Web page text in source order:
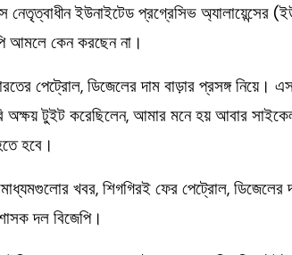
নেতৃত্বাধীন ইউনাইটেড প্রগ্রেসিভ
আমলে কেন করছেন না।
পেট্রোল, ডিজেলের দাম বাড়ার প্রসঙ্গ নিয়ে।
অক্ষয় টুইট করেছিলেন, আমার মনে হয় আবার
হবে।
খবর, শিগগিরই ফের পেট্রোল, ডিজেলের
দল বিজেপি।